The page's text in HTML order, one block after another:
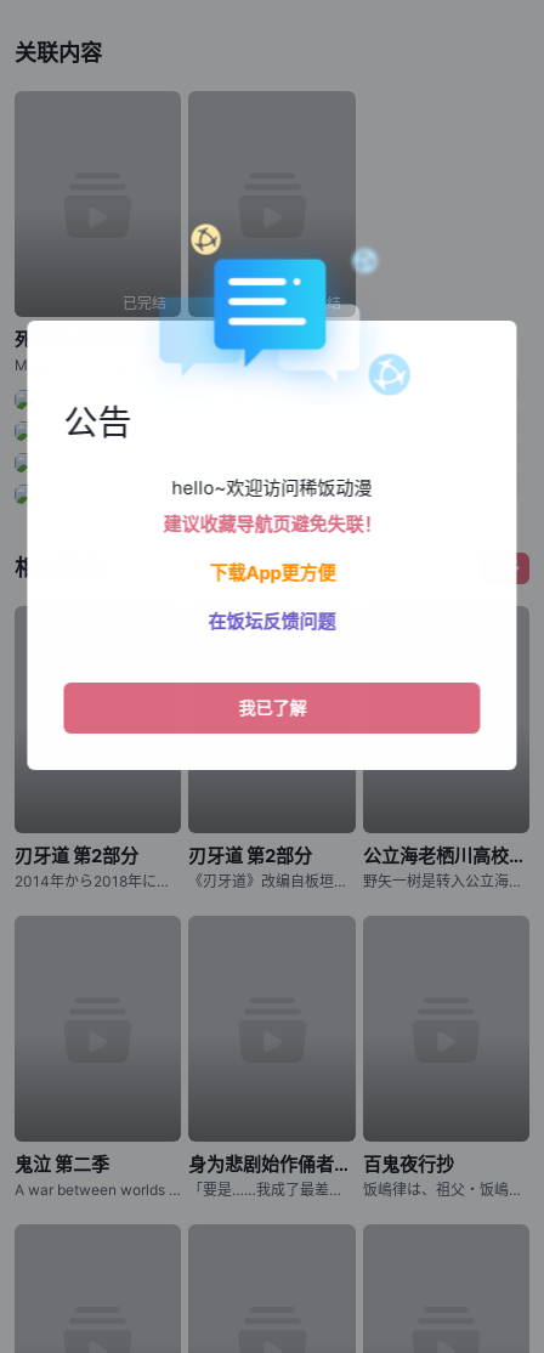
关联内容
已完结
死体兵 第二季
Misaki Chronicle ~Divergence Eve~
已完结
死体兵
Divergence Eve
相关影视 更多
刃牙道 第2部分
2014年から2018年にわたり『週刊少年チャンピオン』にて、连载された板垣恵介による同名コミックが原作の『刃牙道』。 “地上最强の亲子喧哗”が幕を闭じてから、刃牙をはじめ、歴戦のファイターたちは耐
刃牙道 第2部分
《刃牙道》改编自板垣惠介创作的同名漫画，原作于2014年至2018年在《周刊少年Champion》上连载。“地表最强父子大战”落下帷幕后，以刃牙为首的众多身经百战的格斗家陷入了难以忍受的无聊之中。与此
公立海老栖川高校天闷部
野矢一树是转入公立海老栖川高校的新生，对天文感兴趣的他本想申请加入天文部，但却错入部室，成为了原本仅由女生组成的天闷部的一员。在这里，一树遇到了个性鲜明的女生部员们，有常常搞出问题来的户田山响子、天闷
鬼泣 第二季
A war between worlds ignites as Dante must battle the only force that mirrors his own: his estranged
身为悲剧始作俑者的最强邪恶BOSS女王为民竭心尽力。 第二季
「要是……我成了最差劲的女王，记得杀了我喔。」 普莱朵·罗耶尔·艾比是一位八岁的公主。她察觉到自己前世是个出生在日本普通家庭，随处可见的平凡少女。而现在的她则是女性向游戏中作恶多端的最后头目女王……
百鬼夜行抄
饭嶋律は、祖父・饭嶋蜗牛から 妖魔を见ることができる不思议な力を 受け継いでいた。 そのために幼い顷から妖魔に狙われてきた律は 妖魔の目をあざむくために 髪を伸ばし、女の子の着物を着せられて
公告
hello~欢迎访问稀饭动漫
建议收藏导航页避免失联！
下载App更方便
在饭坛反馈问题